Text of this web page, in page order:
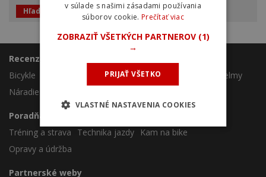
Hľadať
Recenzie
Bicykle
Oblečenie Doplnky
Helmy
Náradie
Poradňa
Tréning a strava
Technika jazdy
Kam na bike
Opravy a údržba
Partnerské weby
v súlade s našimi zásadami používania
súborov cookie. Prečítať viac
ZOBRAZIŤ VŠETKÝCH PARTNEROV (1)
→
PRIJAŤ VŠETKO
VLASTNÉ NASTAVENIA COOKIES